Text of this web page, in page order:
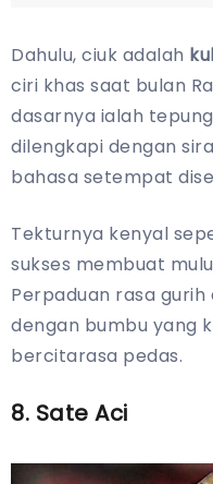
Dahulu, ciuk adalah
ciri khas saat bulan
dasarnya ialah
dilengkapi dengan
bahasa setempat
Tekturnya kenyal
sukses membuat
Perpaduan rasa
dengan bumbu yang
bercitarasa pedas.
8. Sate Aci